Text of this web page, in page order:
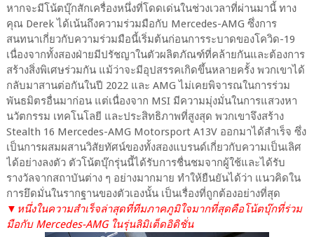
หากจะมีโน้ตบุ๊กสักเครื่องหนึ่งที่โดดเด่นในช่วงเวลาที่ผ่านมานี้ ทาง
คุณ Derek ได้เน้นถึงความร่วมมือกับ Mercedes-AMG ซึ่งการ
สนทนาเกี่ยวกับความร่วมมือนี้เริ่มต้นก่อนการระบาดของโควิด-19
เนื่องจากทั้งสองฝ่ายมีปรัชญาในตัวผลิตภัณฑ์ที่คล้ายกันและต้องการ
สร้างสิ่งพิเศษร่วมกัน แม้ว่าจะมีอุปสรรคเกิดขึ้นหลายครั้ง พวกเขาได้
กลับมาสานต่อกันในปี 2022 และ AMG ไม่เคยพิจารณในการร่วม
พันธมิตรอื่นมาก่อน แต่เนื่องจาก MSI มีความมุ่งมั่นในการแสวงหา
นวัตกรรม เทคโนโลยี และประสิทธิภาพที่สูงสุด พวกเขาจึงสร้าง
Stealth 16 Mercedes-AMG Motorsport A13V ออกมาได้สำเร็จ ซึ่ง
เป็นการผสมผสานวิสัยทัศน์ของทั้งสองแบรนด์เกี่ยวกับความเป็นเลิศ
ได้อย่างลงตัว ตัวโน้ตบุ๊กรุ่นนี้ได้รับการชื่นชมจากผู้ใช้และได้รับ
รางวัลจากสถาบันต่าง ๆ อย่างมากมาย ทำให้ยืนยันได้ว่า แนวคิดใน
การยึดมั่นในรากฐานของตัวเองนั้น เป็นเรื่องที่ถูกต้องอย่างที่สุด
▼หนึ่งในความสำเร็จล่าสุดที่ทีมภาคภูมิใจมากที่สุดคือโน้ตบุ๊กที่ร่วม
มือกับ Mercedes-AMG ในรุ่นลิมิเต็ดอิดิชั่น